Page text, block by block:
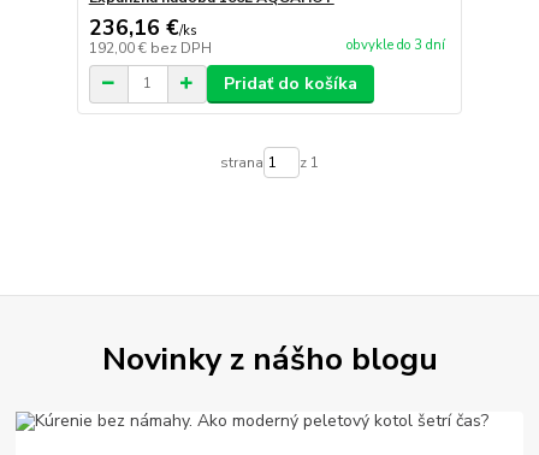
236,16 €/ks
192,00 € bez DPH obvykle do 3 dní
Pridať do košíka
strana z 1
Novinky z nášho blogu